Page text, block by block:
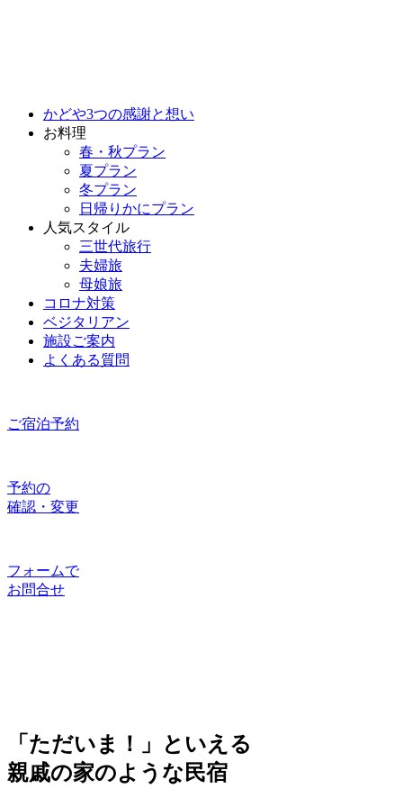
かどや3つの感謝と想い
お料理
春・秋プラン
夏プラン
冬プラン
日帰りかにプラン
人気スタイル
三世代旅行
夫婦旅
母娘旅
コロナ対策
よくある質問
ご宿泊予約
予約の
確認・変更